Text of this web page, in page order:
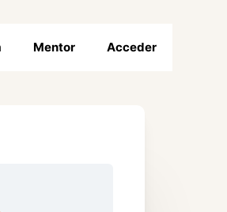
Mentor Acceder